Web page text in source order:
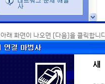
아래 화면이 나오면 [다음]을 클릭합니